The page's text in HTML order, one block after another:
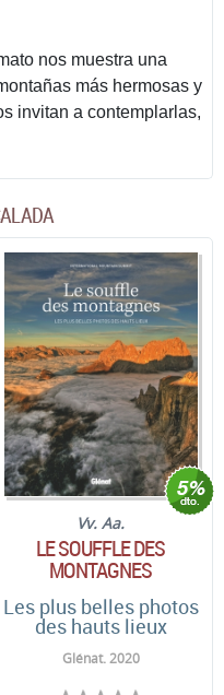
nos muestra una
más hermosas y
invitan a contemplarlas,
Vv. Aa.
LE SOUFFLE DES
MONTAGNES
Les plus belles photos
des hauts lieux
Glénat. 2020